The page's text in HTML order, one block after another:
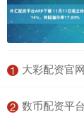
1 大彩配资官网 理想
2 数币配资平